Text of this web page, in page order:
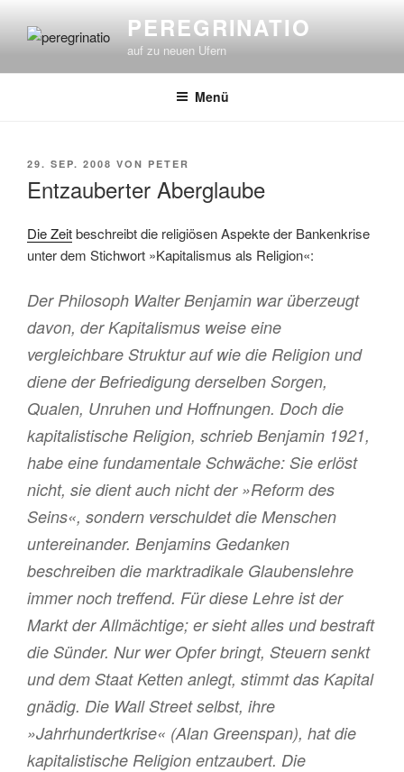
Inhalt
PEREGRINATIO
auf zu neuen Ufern
Menü
VERÖFFENTLICHT
29. SEP. 2008 VON PETER
Entzauberter Aberglaube
Die Zeitbeschreibt die religiösen Aspekte der Bankenkrise
unter dem Stichwort »Kapitalismus als Religion«:
Der Philosoph Walter Benjamin war überzeugt
davon, der Kapitalismus weise eine
vergleichbare Struktur auf wie die Religion und
diene der Befriedigung derselben Sorgen,
Qualen, Unruhen und Hoffnungen. Doch die
kapitalistische Religion, schrieb Benjamin 1921,
habe eine fundamentale Schwäche: Sie erlöst
nicht, sie dient auch nicht der »Reform des
Seins«, sondern verschuldet die Menschen
untereinander. Benjamins Gedanken
beschreiben die marktradikale Glaubenslehre
immer noch treffend. Für diese Lehre ist der
Markt der Allmächtige; er sieht alles und bestraft
die Sünder. Nur wer Opfer bringt, Steuern senkt
und dem Staat Ketten anlegt, stimmt das Kapital
gnädig. Die Wall Street selbst, ihre
»Jahrhundertkrise« (Alan Greenspan), hat die
kapitalistische Religion entzaubert. Die